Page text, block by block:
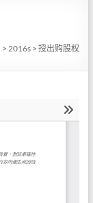
>2016s >授出购股权